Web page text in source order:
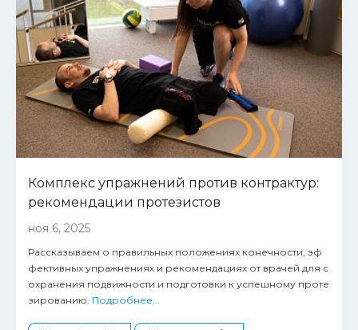
Комплекс упражнений против контрактур:
рекомендации протезистов
ноя 6, 2025
Рассказываем о правильных положениях конечности, эф
фективных упражнениях и рекомендациях от врачей для с
охранения подвижности и подготовки к успешному проте
зированию. Подробнее...